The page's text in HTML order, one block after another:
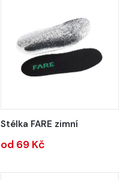
Stélka FARE zimní
od 69 Kč